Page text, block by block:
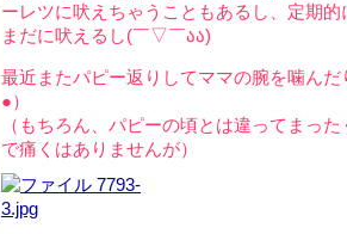
ーレツに吠えちゃうこともあるし、定期
まだに吠えるし(￣▽￣აა)
最近またパピー返りしてママの腕を噛ん
●）
（もちろん、パピーの頃とは違ってまっ
で痛くはありませんが）